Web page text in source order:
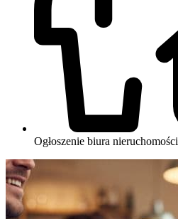
Ogłoszenie biura nieruchomości